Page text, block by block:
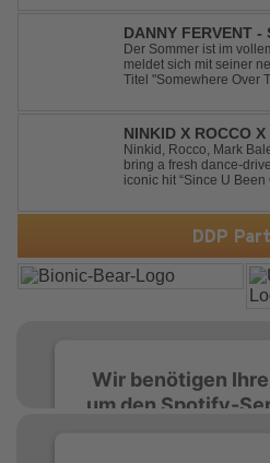
production, this modern
DANNY FERVENT -
RAINBOW
Der Sommer ist im
meldet sich mit seiner
Titel "Somewhere Over
überzeugt. Kraftvolle,
NINKID X ROCCO
PITCH - SINCE U
Ninkid, Rocco, Mark
bring a fresh dance-
iconic hit “Since U
this cover is built for
every dancefloor ...
DDP
Wir benötigen
um den Spotify-